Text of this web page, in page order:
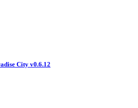
City v0.6.12